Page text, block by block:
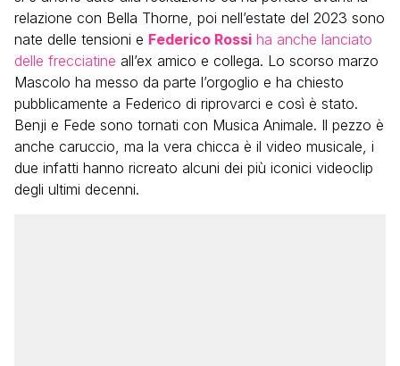
relazione con Bella Thorne, poi nell’estate del 2023 sono
nate delle tensioni e Federico Rossi ha anche lanciato
delle frecciatine all’ex amico e collega. Lo scorso marzo
Mascolo ha messo da parte l’orgoglio e ha chiesto
pubblicamente a Federico di riprovarci e così è stato.
Benji e Fede sono tornati con Musica Animale. Il pezzo è
anche caruccio, ma la vera chicca è il video musicale, i
due infatti hanno ricreato alcuni dei più iconici videoclip
degli ultimi decenni.